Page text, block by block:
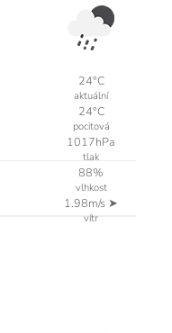
24°C
aktuální
24°C
pocitová
1017hPa
tlak
88%
vlhkost
1.98m/s ➤
vítr